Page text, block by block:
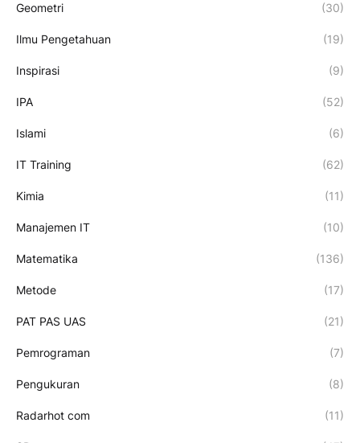
Geometri (30)
Ilmu Pengetahuan (19)
Inspirasi (9)
IPA (52)
Islami (6)
IT Training (62)
Kimia (11)
Manajemen IT (10)
Matematika (136)
Metode (17)
PAT PAS UAS (21)
Pemrograman (7)
Pengukuran (8)
Radarhot com (11)